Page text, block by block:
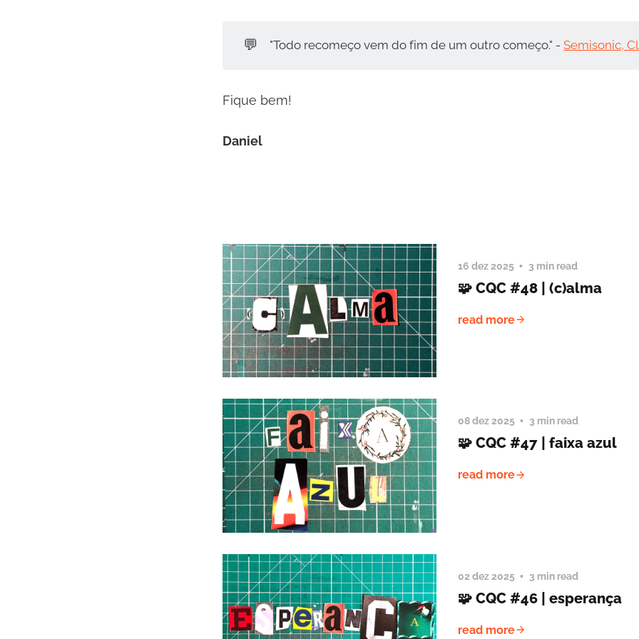
💬 "Todo recomeço vem do fim de um outro começo." -Semisonic,
Fique bem!
Daniel
16 dez 2025 3 min read
🧩 CQC #48 | (c)alma
read more
08 dez 2025 3 min read
🧩 CQC #47 | faixa azul
read more
02 dez 2025 3 min read
🧩 CQC #46 | esperança
read more